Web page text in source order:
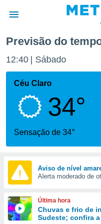
da
fornecidas
a este
das
e
forma
digital
Previsão do
12:40 Sábado
Céu Claro
34°
Sensação de 34°
Aviso de nível
Alerta moderado de
Última hora
Chuvas e frio de
Sudeste; confira